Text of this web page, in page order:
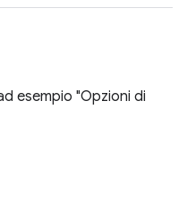
esempio "Opzioni di